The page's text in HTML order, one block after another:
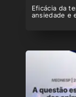
Eficácia da
ansiedade e